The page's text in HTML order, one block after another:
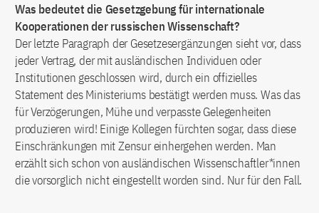
Was bedeutet die Gesetzgebung für internationale
Kooperationen der russischen Wissenschaft?
Der letzte Paragraph der Gesetzesergänzungen sieht vor, dass
jeder Vertrag, der mit ausländischen Individuen oder
Institutionen geschlossen wird, durch ein offizielles
Statement des Ministeriums bestätigt werden muss. Was das
für Verzögerungen, Mühe und verpasste Gelegenheiten
produzieren wird! Einige Kollegen fürchten sogar, dass diese
Einschränkungen mit Zensur einhergehen werden. Man
erzählt sich schon von ausländischen Wissenschaftler*innen
die vorsorglich nicht eingestellt worden sind. Nur für den Fall.